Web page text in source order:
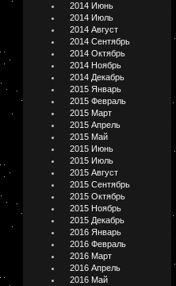
2014 Июнь
2014 Июль
2014 Август
2014 Сентябрь
2014 Октябрь
2014 Ноябрь
2014 Декабрь
2015 Январь
2015 Февраль
2015 Март
2015 Апрель
2015 Май
2015 Июнь
2015 Июль
2015 Август
2015 Сентябрь
2015 Октябрь
2015 Ноябрь
2015 Декабрь
2016 Январь
2016 Февраль
2016 Март
2016 Апрель
2016 Май